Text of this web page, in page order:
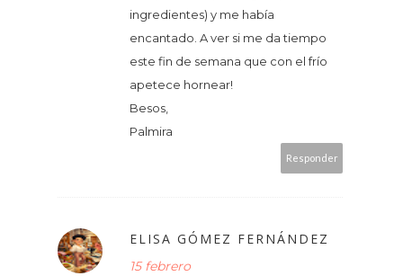
ingredientes) y me había
encantado. A ver si me da tiempo
este fin de semana que con el frío
apetece hornear!
Besos,
Palmira
Responder
ELISA GÓMEZ FERNÁNDEZ
15 febrero